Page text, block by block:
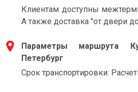
Клиентам доступны
А также доставка "от двери
Параметры маршрута
Петербург
Срок транспортировки: